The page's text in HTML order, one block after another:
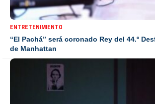
ENTRETENIMIENTO
“El Pachá” será coronado Rey del 44.º
de Manhattan